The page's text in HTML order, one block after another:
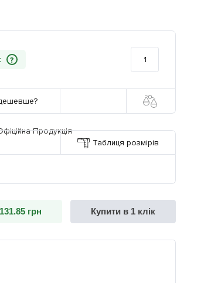
?
Таблиця розмірів
грн Купити в 1 клік